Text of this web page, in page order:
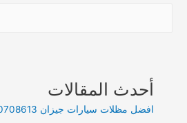
أحدث المقالات
افضل مظلات سيارات جيزان 0550708613